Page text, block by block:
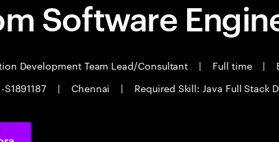
Software
Development Team Lead/Consultant | Full time |
| Chennai | Required Skill: Java Full Stack